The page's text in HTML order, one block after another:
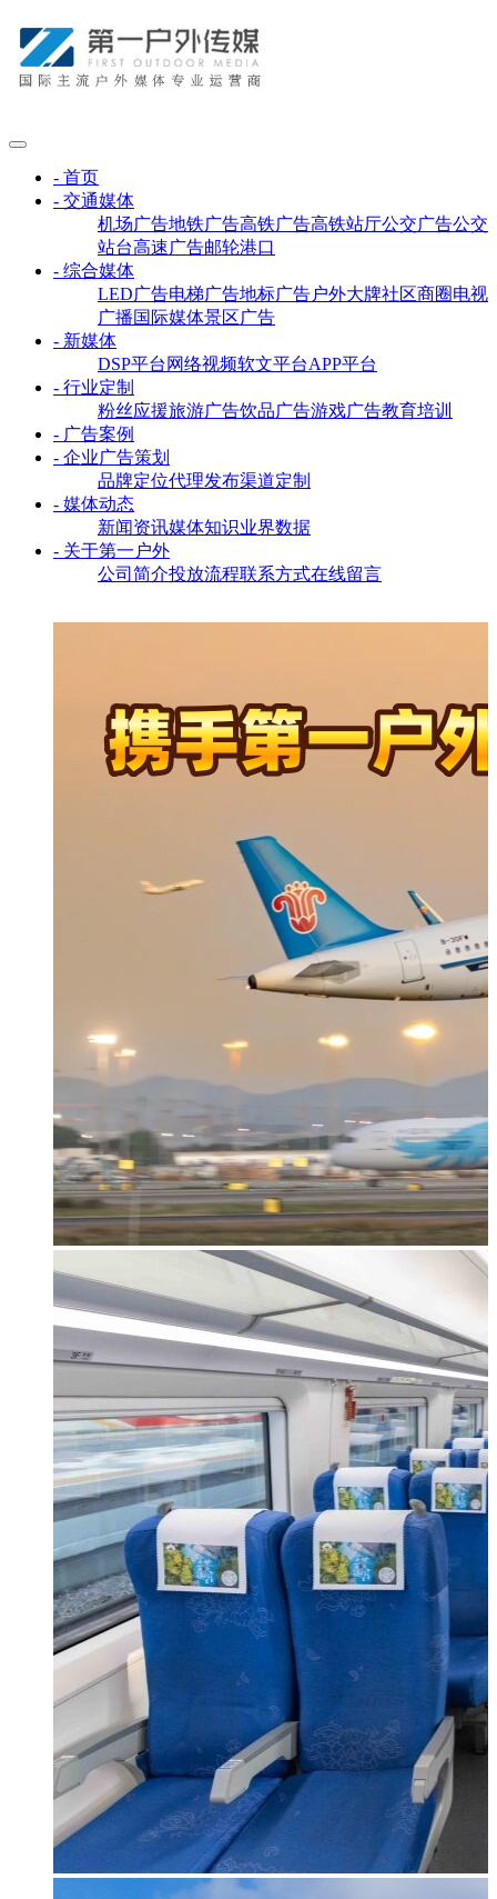
- 首页
- 交通媒体
机场广告地铁广告高铁广告高铁站厅公交广告公交
站台高速广告邮轮港口
- 综合媒体
LED广告电梯广告地标广告户外大牌社区商圈电视
广播国际媒体景区广告
- 新媒体
DSP平台 网络视频软文平台APP平台
- 行业定制
粉丝应援旅游广告饮品广告游戏广告教育培训
- 广告案例
- 企业广告策划
品牌定位代理发布渠道定制
- 媒体动态
新闻资讯媒体知识业界数据
- 关于第一户外
公司简介投放流程联系方式在线留言